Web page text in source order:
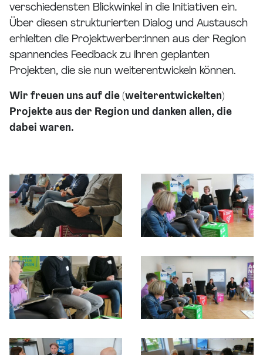
verschiedensten Blickwinkel in die Initiativen ein.
Über diesen strukturierten Dialog und Austausch
erhielten die Projektwerber:innen aus der Region
spannendes Feedback zu ihren geplanten
Projekten, die sie nun weiterentwickeln können.
Wir freuen uns auf die (weiterentwickelten)
Projekte aus der Region und danken allen, die
dabei waren.